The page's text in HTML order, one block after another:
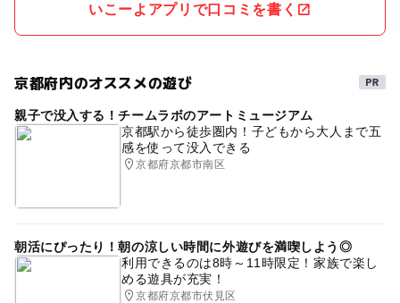
いこーよアプリで口コミを書く
京都府内のオススメの遊び
親子で没入する！チームラボのアートミュージアム
京都駅から徒歩圏内！子どもから大人まで五
感を使って没入できる
京都府京都市南区
朝活にぴったり！朝の涼しい時間に外遊びを満喫しよう◎
利用できるのは8時～11時限定！家族で楽し
める遊具が充実！
京都府京都市伏見区